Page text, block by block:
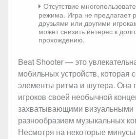
Отсутствие
режима. Игра не предлагает
друзьями или другими
может снизить интерес к
прохождению.
Beat Shooter — это
мобильных устройств, которая
элементы ритма и шутера. Она
игроков своей необычной
захватывающими
разнообразием музыкальных
Несмотря на некоторые